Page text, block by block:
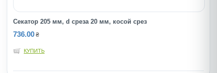
Секатор 205 мм, d среза 20 мм, косой срез
736.00 ₴
КУПИТЬ